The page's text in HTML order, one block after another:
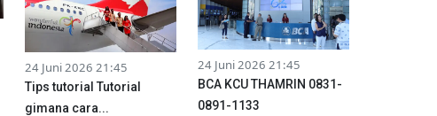
24 Juni 2026 21:45
Tips tutorial Tutorial
gimana cara...
24 Juni 2026 21:45
BCA KCU THAMRIN 0831-
0891-1133